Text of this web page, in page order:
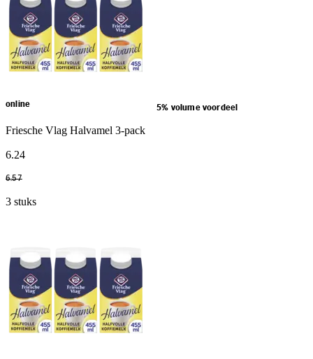
online 5% volume voordeel
Friesche Vlag Halvamel 3-pack
6.24
6.57
3 stuks